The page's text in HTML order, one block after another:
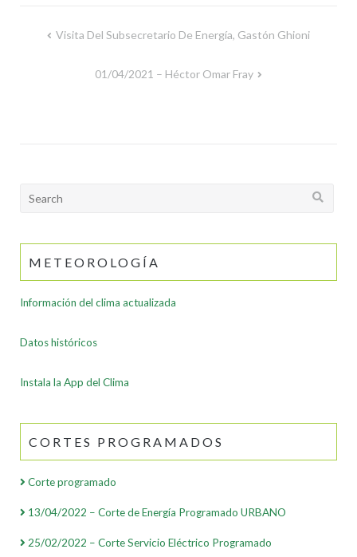
Visita Del Subsecretario De Energía, Gastón Ghioni
01/04/2021 – Héctor Omar Fray
Search
METEOROLOGÍA
Información del clima actualizada
Datos históricos
Instala la App del Clima
CORTES PROGRAMADOS
Corte programado
13/04/2022 – Corte de Energía Programado URBANO
25/02/2022 – Corte Servicio Eléctrico Programado